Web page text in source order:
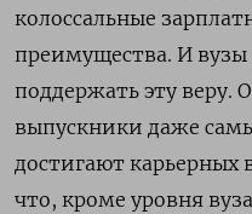
колоссальные
преимущества. И вузы
поддержать эту веру.
выпускники даже
достигают карьерных
что, кроме уровня